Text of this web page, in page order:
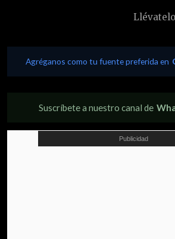
Agréganos como tu fuente preferida en
Suscríbete a nuestro canal de